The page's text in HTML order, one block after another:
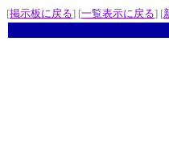
[掲示板に戻る] [一覧表示に戻る] [